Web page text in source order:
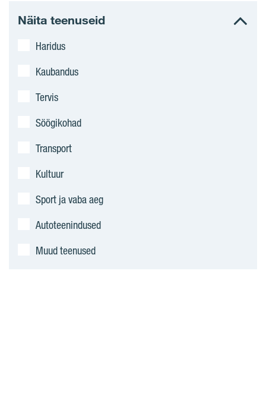
Näita teenuseid
Haridus
Kaubandus
Tervis
Söögikohad
Transport
Kultuur
Sport ja vaba aeg
Autoteenindused
Muud teenused